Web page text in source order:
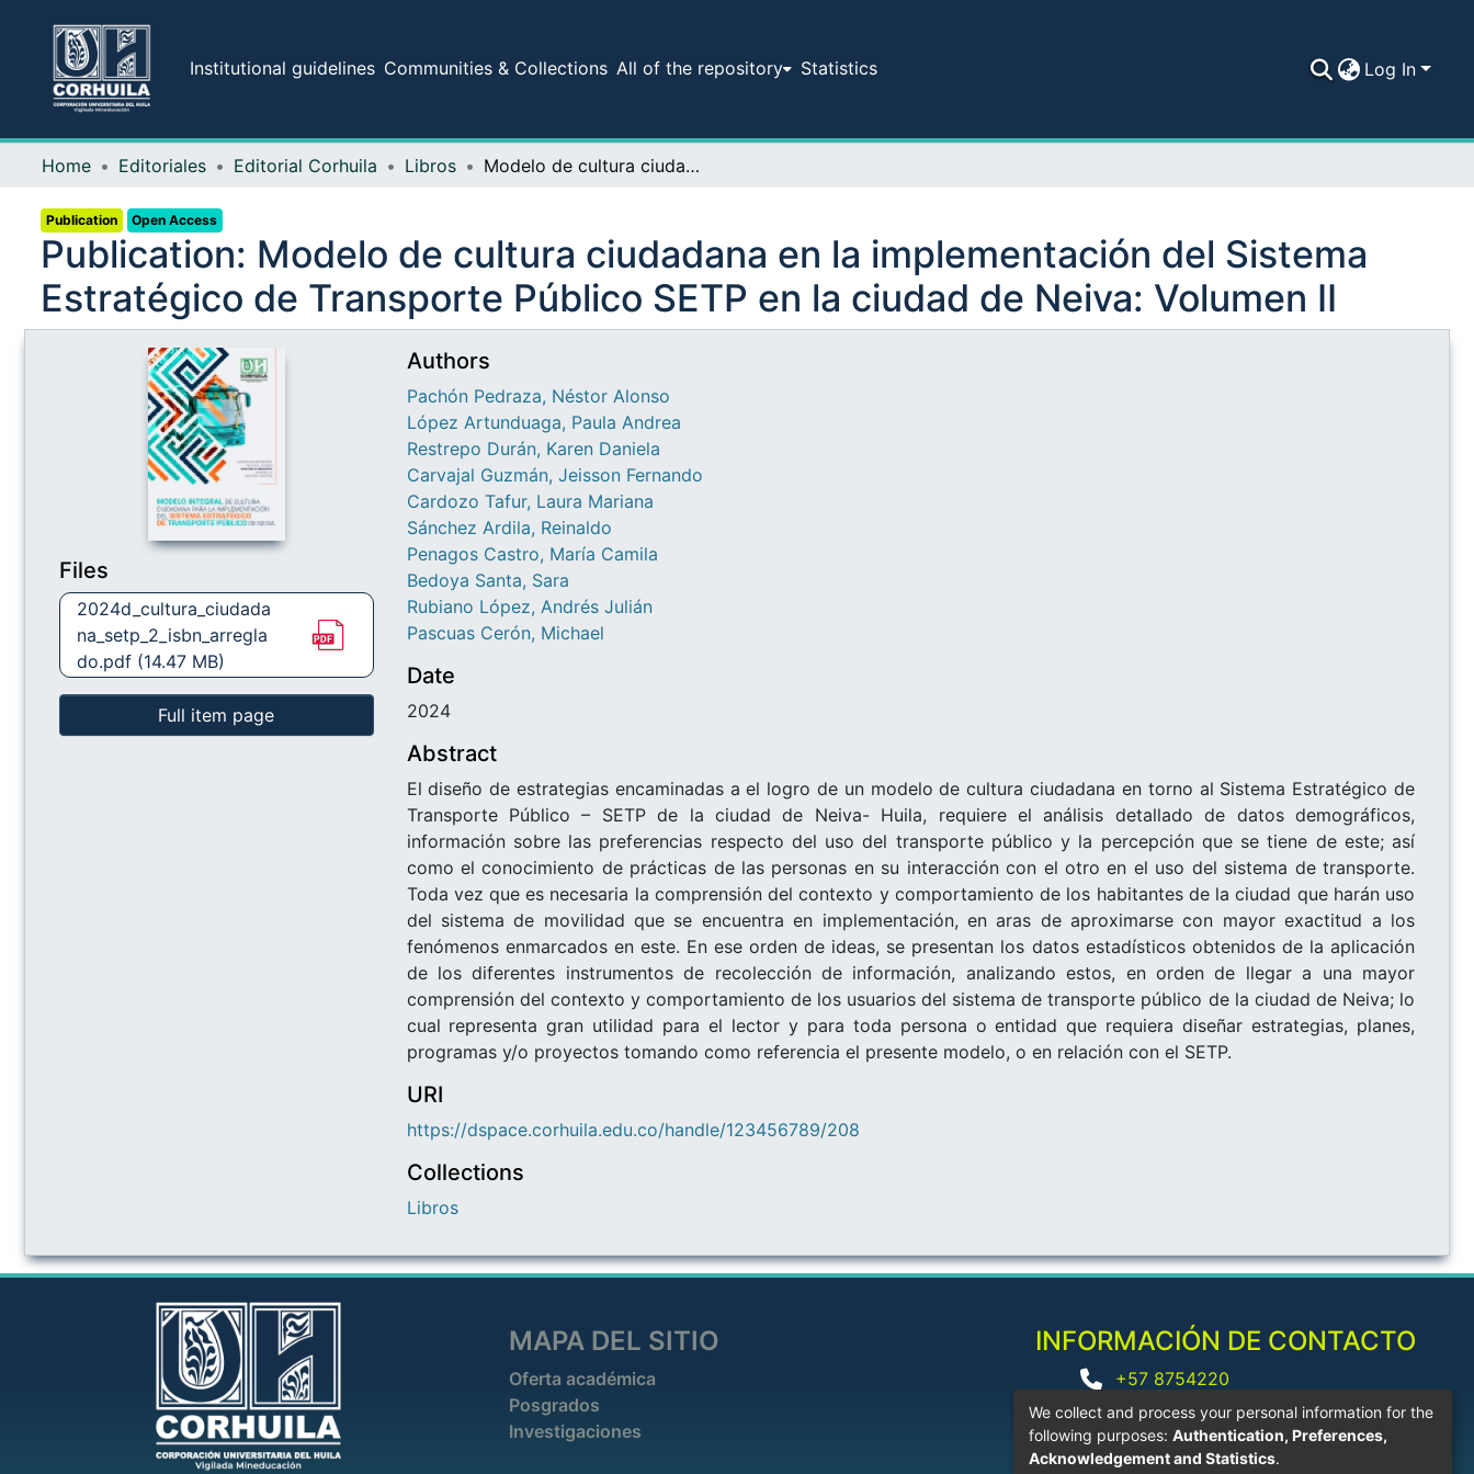
Institutional guidelines Communities & Collections All of the repository Statistics Log In
Home Editoriales Editorial Corhuila Libros Modelo de cultura ciudadana en la implementación del Sistema Estratégico de Transporte Público SETP en la ciudad de Neiva: Volumen II
Publication Open Access
Publication: Modelo de cultura ciudadana en la implementación del Sistema
Estratégico de Transporte Público SETP en la ciudad de Neiva: Volumen II
Files
2024d_cultura_ciudada
na_setp_2_isbn_arregla
do.pdf (14.47 MB)
Full item page
Authors
Pachón Pedraza, Néstor Alonso
López Artunduaga, Paula Andrea
Restrepo Durán, Karen Daniela
Carvajal Guzmán, Jeisson Fernando
Cardozo Tafur, Laura Mariana
Sánchez Ardila, Reinaldo
Penagos Castro, María Camila
Bedoya Santa, Sara
Rubiano López, Andrés Julián
Pascuas Cerón, Michael
Date
2024
Abstract
El diseño de estrategias encaminadas a el logro de un modelo de cultura ciudadana en torno al Sistema Estratégico de
Transporte Público – SETP de la ciudad de Neiva- Huila, requiere el análisis detallado de datos demográficos,
información sobre las preferencias respecto del uso del transporte público y la percepción que se tiene de este; así
como el conocimiento de prácticas de las personas en su interacción con el otro en el uso del sistema de transporte.
Toda vez que es necesaria la comprensión del contexto y comportamiento de los habitantes de la ciudad que harán uso
del sistema de movilidad que se encuentra en implementación, en aras de aproximarse con mayor exactitud a los
fenómenos enmarcados en este. En ese orden de ideas, se presentan los datos estadísticos obtenidos de la aplicación
de los diferentes instrumentos de recolección de información, analizando estos, en orden de llegar a una mayor
comprensión del contexto y comportamiento de los usuarios del sistema de transporte público de la ciudad de Neiva; lo
cual representa gran utilidad para el lector y para toda persona o entidad que requiera diseñar estrategias, planes,
programas y/o proyectos tomando como referencia el presente modelo, o en relación con el SETP.
URI
https://dspace.corhuila.edu.co/handle/123456789/208
Collections
Libros
MAPA DEL SITIO
Oferta académica
Posgrados
Investigaciones
INFORMACIÓN DE CONTACTO
+57 8754220
biblioteca@corhuila.edu.co
We collect and process your personal information for the
following purposes: Authentication, Preferences,
Acknowledgement and Statistics.